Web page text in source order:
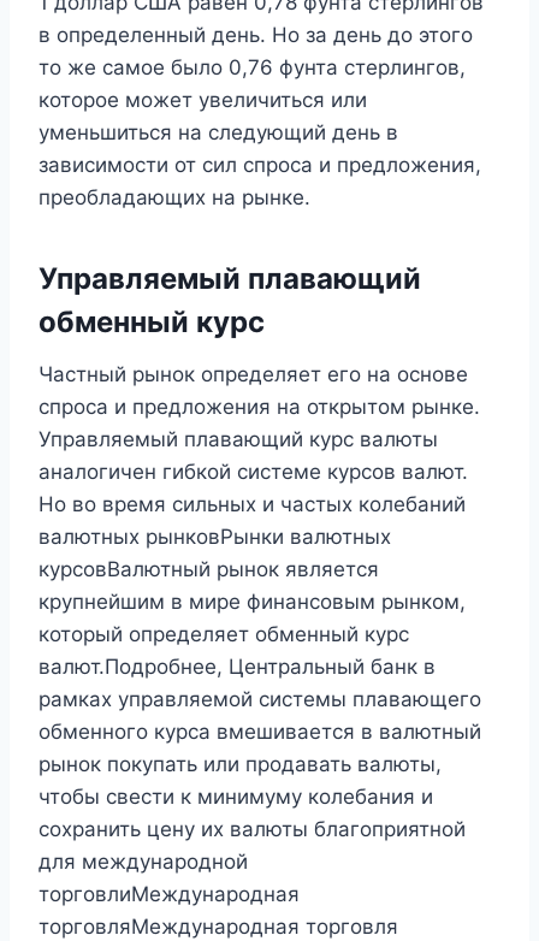
в определенный день. Но за день до этого
то же самое было 0,76 фунта стерлингов,
которое может увеличиться или
уменьшиться на следующий день в
зависимости от сил спроса и предложения,
преобладающих на рынке.
Управляемый плавающий
обменный курс
Частный рынок определяет его на основе
спроса и предложения на открытом рынке.
Управляемый плавающий курс валюты
аналогичен гибкой системе курсов валют.
Но во время сильных и частых колебаний
валютных рынковРынки валютных
курсовВалютный рынок является
крупнейшим в мире финансовым рынком,
который определяет обменный курс
валют.Подробнее, Центральный банк в
рамках управляемой системы плавающего
обменного курса вмешивается в валютный
рынок покупать или продавать валюты,
чтобы свести к минимуму колебания и
сохранить цену их валюты благоприятной
для международной
торговлиМеждународная
торговляМеждународная торговля